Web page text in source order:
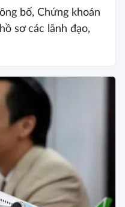
bố, Chứng khoán
sơ các lãnh đạo,